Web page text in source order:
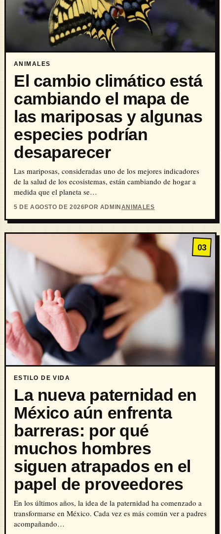
ANIMALES
El cambio climático está
cambiando el mapa de
las mariposas y algunas
especies podrían
desaparecer
Las mariposas, consideradas uno de los mejores indicadores
de la salud de los ecosistemas, están cambiando de hogar a
medida que el planeta se…
5 DE AGOSTO DE 2026POR ADMIN ANIMALES
03
ESTILO DE VIDA
La nueva paternidad en
México aún enfrenta
barreras: por qué
muchos hombres
siguen atrapados en el
papel de proveedores
En los últimos años, la idea de la paternidad ha comenzado a
transformarse en México. Cada vez es más común ver a padres
acompañando…